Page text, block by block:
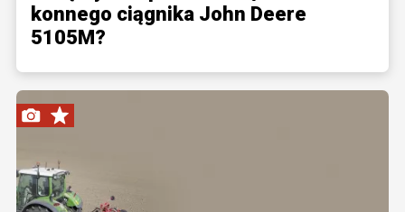
konnego ciągnika John Deere
5105M?